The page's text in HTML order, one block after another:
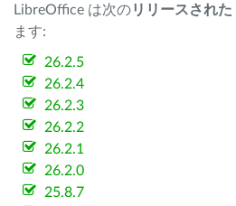
LibreOffice は次のリリースされた
ます:
26.2.5
26.2.4
26.2.3
26.2.2
26.2.1
26.2.0
25.8.7